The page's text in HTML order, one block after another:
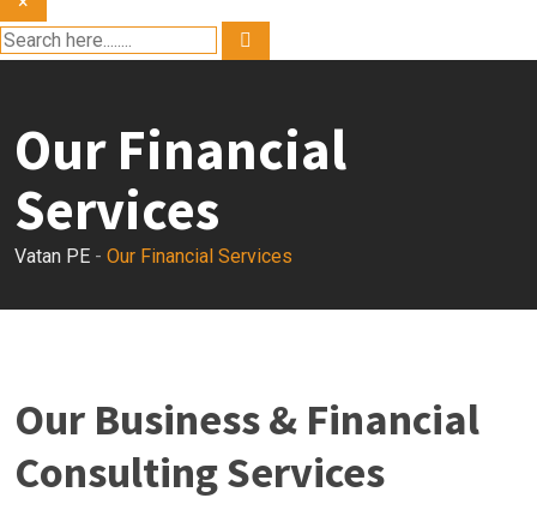
Our Financial
Services
Vatan PE - Our Financial Services
Our Business & Financial
Consulting Services